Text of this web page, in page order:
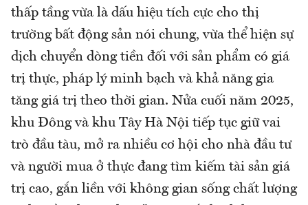
thấp tầng vừa là dấu hiệu tích cực cho thị
trường bất động sản nói chung, vừa thể hiện sự
dịch chuyển dòng tiền đối với sản phẩm có giá
trị thực, pháp lý minh bạch và khả năng gia
tăng giá trị theo thời gian. Nửa cuối năm 2025,
khu Đông và khu Tây Hà Nội tiếp tục giữ vai
trò đầu tàu, mở ra nhiều cơ hội cho nhà đầu tư
và người mua ở thực đang tìm kiếm tài sản giá
trị cao, gắn liền với không gian sống chất lượng